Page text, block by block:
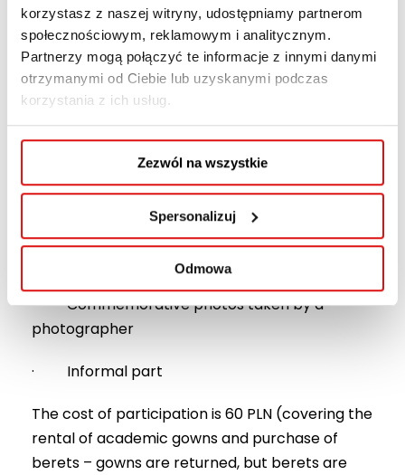
korzystasz z naszej witryny, udostępniamy partnerom
społecznościowym, reklamowym i analitycznym.
Partnerzy mogą połączyć te informacje z innymi danymi
otrzymanymi od Ciebie lub uzyskanymi podczas
korzystania z ich usług.
Zezwól na wszystkie
Spersonalizuj
Odmowa
Therefore, on behalf of the Rector of WSPA –
Maria Mazur, PhD, Assoc. Prof. (WSPA), I
cordially invite you to participate in the official
conclusion of your studies –the Graduation
Ceremony on June 26, 2026, at 5:00 PM.
Program of the ceremony:
· Official speeches
· Presentation of congratulatory letters to
· Commemorative photos taken by a
photographer
· Informal part
The cost of participation is 60 PLN (covering the
rental of academic gowns and purchase of
berets – gowns are returned, but berets are